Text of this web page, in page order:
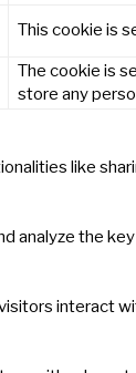
This cookie is
The cookie is
store any
like
analyze the
interact